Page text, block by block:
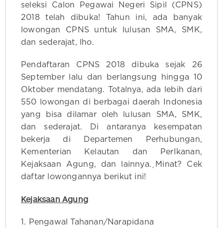
seleksi Calon Pegawai Negeri Sipil (CPNS)
2018 telah dibuka! Tahun ini, ada banyak
lowongan CPNS untuk lulusan SMA, SMK,
dan sederajat, lho.
Pendaftaran CPNS 2018 dibuka sejak 26
September lalu dan berlangsung hingga 10
Oktober mendatang. Totalnya, ada lebih dari
550 lowongan di berbagai daerah Indonesia
yang bisa dilamar oleh lulusan SMA, SMK,
dan sederajat. Di antaranya kesempatan
bekerja di Departemen Perhubungan,
Kementerian Kelautan dan PerIkanan,
Kejaksaan Agung, dan lainnya.¸Minat? Cek
daftar lowongannya berikut ini!
Kejaksaan Agung
1. Pengawal Tahanan/Narapidana